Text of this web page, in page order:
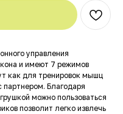
управления
и имеют 7 режимов
как для тренировок мышц
партнером. Благодаря
можно пользоваться
позволит легко извлечь